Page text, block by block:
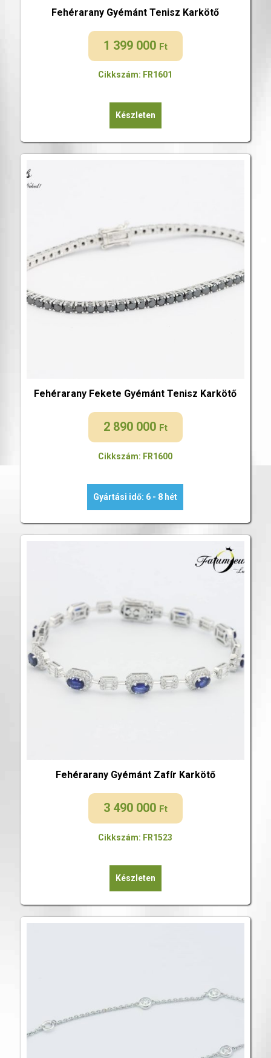
Fehérarany Gyémánt Tenisz Karkötő
1 399 000 Ft
Cikkszám: FR1601
Készleten
Fehérarany Fekete Gyémánt Tenisz Karkötő
2 890 000 Ft
Cikkszám: FR1600
Gyártási idő: 6 - 8 hét
Fehérarany Gyémánt Zafír Karkötő
3 490 000 Ft
Cikkszám: FR1523
Készleten